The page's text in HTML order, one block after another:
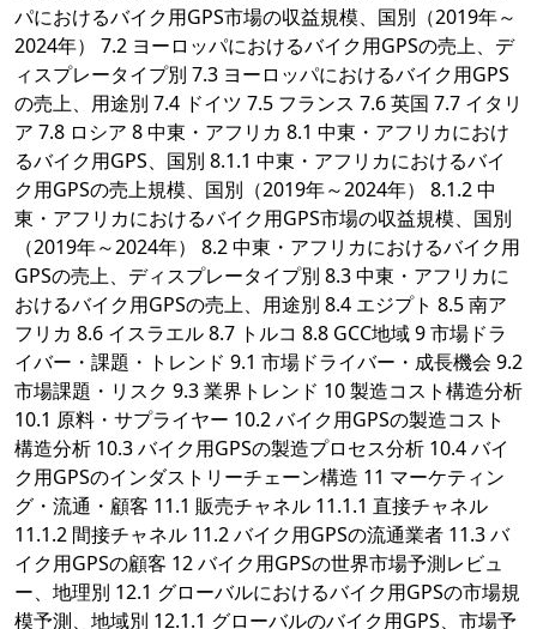
パにおけるバイク用GPS市場の収益規模、国別（2019年～
2024年） 7.2 ヨーロッパにおけるバイク用GPSの売上、デ
ィスプレータイプ別 7.3 ヨーロッパにおけるバイク用GPS
の売上、用途別 7.4 ドイツ 7.5 フランス 7.6 英国 7.7 イタリ
ア 7.8 ロシア 8 中東・アフリカ 8.1 中東・アフリカにおけ
るバイク用GPS、国別 8.1.1 中東・アフリカにおけるバイ
ク用GPSの売上規模、国別（2019年～2024年） 8.1.2 中
東・アフリカにおけるバイク用GPS市場の収益規模、国別
（2019年～2024年） 8.2 中東・アフリカにおけるバイク用
GPSの売上、ディスプレータイプ別 8.3 中東・アフリカに
おけるバイク用GPSの売上、用途別 8.4 エジプト 8.5 南ア
フリカ 8.6 イスラエル 8.7 トルコ 8.8 GCC地域 9 市場ドラ
イバー・課題・トレンド 9.1 市場ドライバー・成長機会 9.2
市場課題・リスク 9.3 業界トレンド 10 製造コスト構造分析
10.1 原料・サプライヤー 10.2 バイク用GPSの製造コスト
構造分析 10.3 バイク用GPSの製造プロセス分析 10.4 バイ
ク用GPSのインダストリーチェーン構造 11 マーケティン
グ・流通・顧客 11.1 販売チャネル 11.1.1 直接チャネル
11.1.2 間接チャネル 11.2 バイク用GPSの流通業者 11.3 バ
イク用GPSの顧客 12 バイク用GPSの世界市場予測レビュ
ー、地理別 12.1 グローバルにおけるバイク用GPSの市場規
模予測、地域別 12.1.1 グローバルのバイク用GPS、市場予